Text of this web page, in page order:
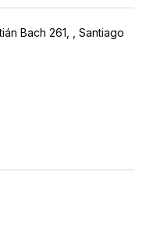
Bach 261, , Santiago